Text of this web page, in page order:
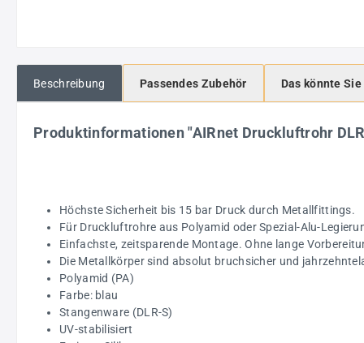
Beschreibung Passendes Zubehör Das könnte
Produktinformationen "AIRnet Druckluftrohr
Höchste Sicherheit bis 15 bar Druck durch Metallfittings.
Für Druckluftrohre aus Polyamid oder Spezial-Alu-
Einfachste, zeitsparende Montage. Ohne lange
Die Metallkörper sind absolut bruchsicher und
Polyamid (PA)
Farbe: blau
Stangenware (DLR-S)
UV-stabilisiert